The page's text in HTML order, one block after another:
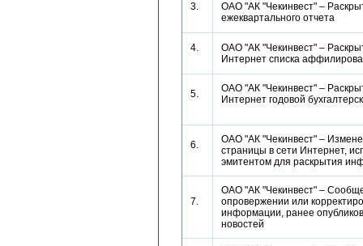
3.
ОАО "АК "Чекинвест" –
ежеквартального отчета
4.
ОАО "АК "Чекинвест" –
Интернет списка
5.
ОАО "АК "Чекинвест" –
Интернет годовой
6.
ОАО "АК "Чекинвест" –
страницы в сети Интернет,
эмитентом для раскрытия
7.
ОАО "АК "Чекинвест" –
опровержении или
информации, ранее
новостей